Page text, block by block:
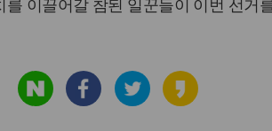
이끌어갈 참된 일꾼들이 이번 선거